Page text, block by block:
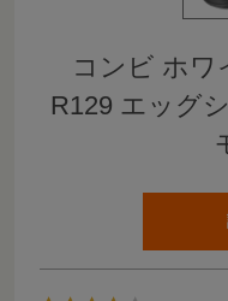
コンビ ホワ
R129 エッグ